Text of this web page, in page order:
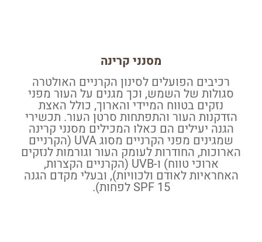
מסנני קרינה
רכיבים הפועלים לסינון הקרניים האולטרה
סגולות של השמש, וכך מגנים על העור מפני
נזקים בטווח המיידי והארוך, כולל האצת
הזדקנות העור והתפתחות סרטן העור. תכשירי
הגנה יעילים הם כאלו המכילים מסנני קרינה
שמגינים מפני הקרניים מסוג UVA (הקרניים
הארוכות, החודרות לעומק העור וגורמות לנזקים
ארוכי טווח) ו-UVB (הקרניים הקצרות,
האחראיות לאודם ולכוויות), ובעלי מקדם הגנה
SPF 15 לפחות).